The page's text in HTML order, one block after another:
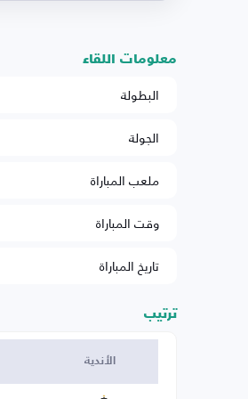
معلومات اللقاء
البطولة
الجولة
ملعب المباراة
وقت المباراة
تاريخ المباراة
ترتيب
الأندية